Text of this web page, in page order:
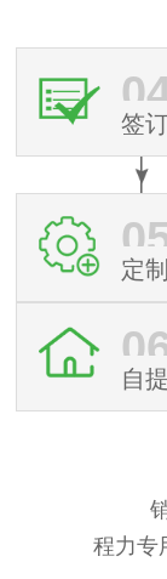
签
定
自
程力专